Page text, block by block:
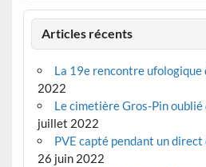
Articles récents
La 19e rencontre ufologique
2022
Le cimetière Gros-Pin oublié
juillet 2022
PVE capté pendant un direct
26 juin 2022